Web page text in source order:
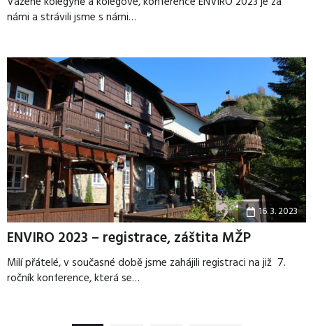
námi a strávili jsme s námi…
16. 3. 2023
ENVIRO 2023 – registrace, záštita MŽP
Milí přátelé, v současné době jsme zahájili registraci na již 7.
ročník konference, která se…